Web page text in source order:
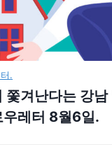
.
쫓겨난다는 강남
우레터 8월6일.